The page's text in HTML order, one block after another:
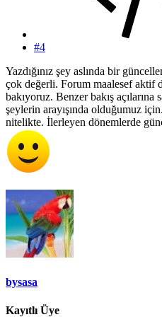
#4
Yazdığınız şey aslında bir
çok değerli. Forum maalesef aktif
bakıyoruz. Benzer bakış
şeylerin arayışında olduğumuz
nitelikte. İlerleyen dönemlerde
bysasa
Kayıtlı Üye